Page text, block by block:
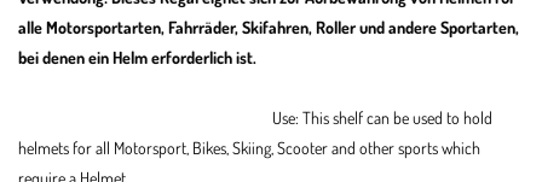
alle Motorsportarten, Fahrräder, Skifahren, Roller und andere Sportarten,
bei denen ein Helm erforderlich ist.
Use: This shelf can be used to hold
helmets for all Motorsport, Bikes, Skiing, Scooter and other sports which
require a Helmet